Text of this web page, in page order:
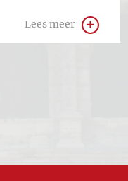
Lees meer